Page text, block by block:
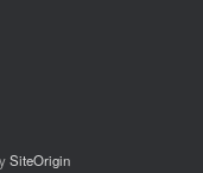
SiteOrigin